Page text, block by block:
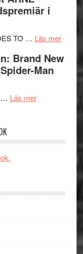
Jackie
i
Vem
styra
tv-
Svärtan
välgjort
om
i
TO … Läs merom
Vegas
Brand New
Man
… Läs merom
Brand
kan